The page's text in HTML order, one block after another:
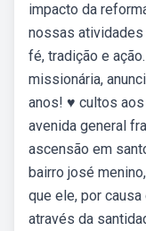
impacto da
nossas atividades
fé, tradição e
missionária,
anos! ♥️ cultos
avenida general
ascensão em
bairro josé
que ele, por
através da